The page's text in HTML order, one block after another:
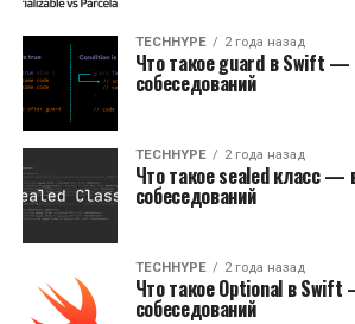
TECHHYPE 2 года назад
Что такое guard в Swift —
собеседований
TECHHYPE 2 года назад
Что такое sealed класс —
собеседований
TECHHYPE 2 года назад
Что такое Optional в
собеседований